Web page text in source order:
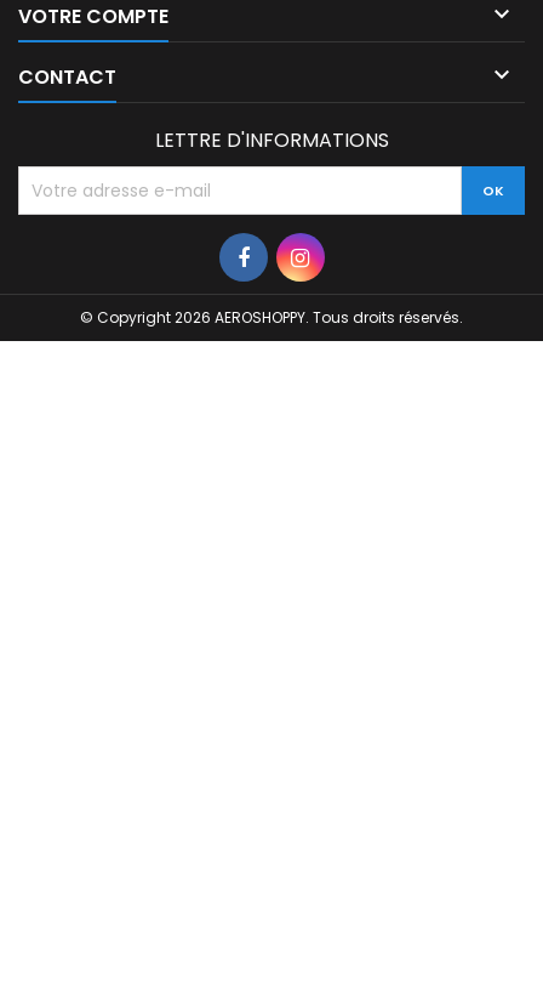
VOTRE COMPTE 
CONTACT 
LETTRE D'INFORMATIONS
© Copyright 2026 AEROSHOPPY. Tous droits réservés.